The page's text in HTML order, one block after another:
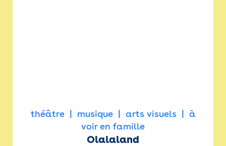
théâtre musique arts visuels
à
voir en famille
Olalaland